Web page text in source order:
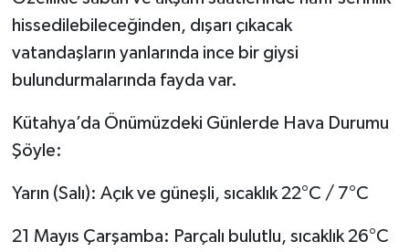
hissedilebileceğinden, dışarı çıkacak
vatandaşların yanlarında ince bir giysi
bulundurmalarında fayda var.
Kütahya’da Önümüzdeki Günlerde Hava Durumu
Şöyle:
Yarın (Salı): Açık ve güneşli, sıcaklık 22°C / 7°C
21 Mayıs Çarşamba: Parçalı bulutlu, sıcaklık 26°C